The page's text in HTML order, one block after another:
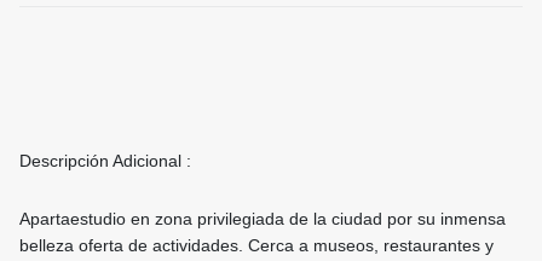
Descripción Adicional :
Apartaestudio en zona privilegiada de la ciudad por su inmensa
belleza oferta de actividades. Cerca a museos, restaurantes y